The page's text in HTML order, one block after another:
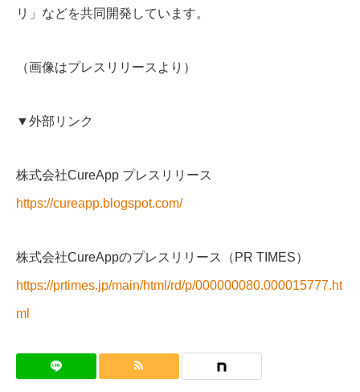
リ」などを共同開発しています。
（画像はプレスリリースより）
▼外部リンク
株式会社CureApp プレスリリース
https://cureapp.blogspot.com/
株式会社CureAppのプレスリリース（PR TIMES）
https://prtimes.jp/main/html/rd/p/000000080.000015777.ht
ml